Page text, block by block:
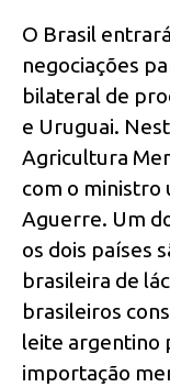
O Brasil
negociações
bilateral de
e Uruguai.
Agricultura
com o ministro
Aguerre. Um
os dois países
brasileira de
brasileiros
leite argentino
importação